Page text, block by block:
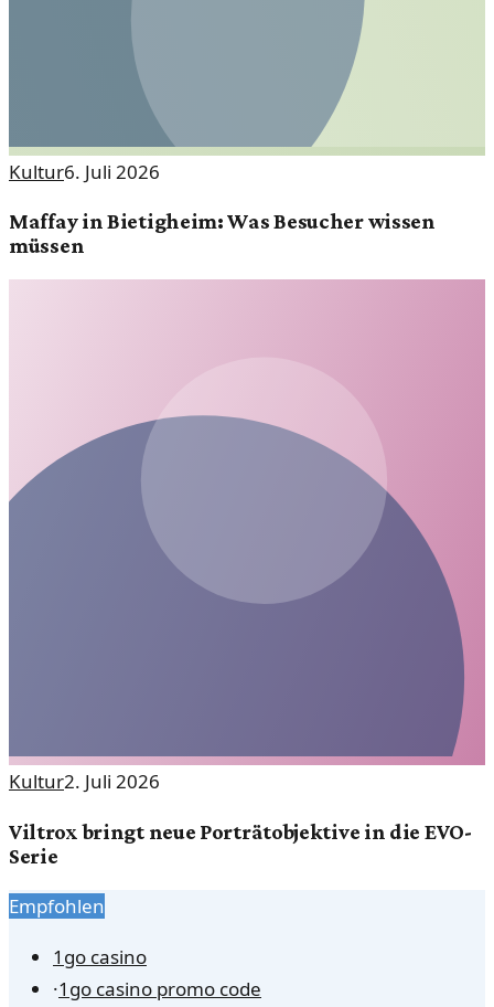
Kultur6. Juli 2026
Maffay in Bietigheim: Was Besucher wissen
müssen
Kultur2. Juli 2026
Viltrox bringt neue Porträtobjektive in die EVO-
Serie
Empfohlen
1go casino
·1go casino promo code